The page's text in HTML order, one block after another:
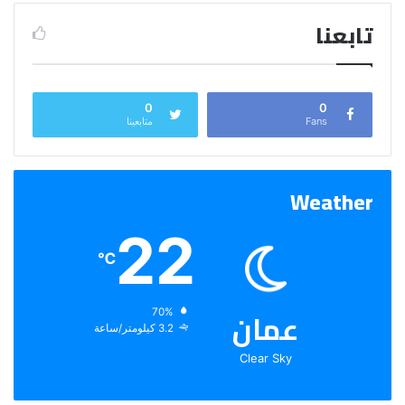
تابعنا
0
Fans
0
متابعينا
Weather
عمان
Clear Sky
22
℃
الرطوبة:
الرياح: